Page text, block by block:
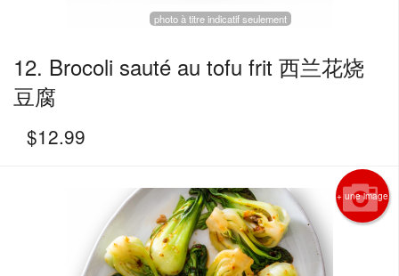
photo à titre indicatif seulement
12. Brocoli sauté au tofu frit 西兰花烧
豆腐
$12.99
+ une image